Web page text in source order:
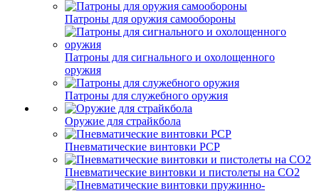
Патроны для оружия самообороны
Патроны для сигнального и охолощенного
оружия
Патроны для служебного оружия
Оружие для страйкбола
Пневматические винтовки PCP
Пневматические винтовки и пистолеты на CO2